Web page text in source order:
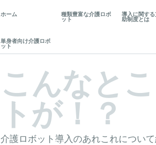
ホーム 種類豊富な介護ロボ
ット
導入に関す
助制度とは
単身者向け介護ロボ
ット
こんなと
トが！？
介護ロボット導入のあれこれについ